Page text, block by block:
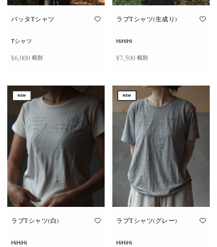
ま
ジ
ら
選
き
ま
す
ま
オ
ジ
ら
選
択
で
き
ま
す
バッタTシャツ
Tシャツ
¥6,000 税別
の
品
に
数
の
バ
リ
エ
ー
シ
ョ
ン
が
あ
り
ま
オ
ラブTシャツ(生成り)
HiHiHi
¥7,500 税別
の
商
品
に
は
複
数
の
バ
リ
エ
ー
シ
ョ
ン
が
あ
り
ま
オ
NEW
ラブTシャツ(白)
HiHiHi
NEW
ラブTシャツ(グレー)
HiHiHi